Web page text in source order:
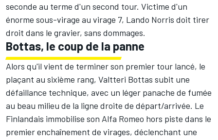
seconde au terme d'un second tour. Victime d'un
énorme sous-virage au virage 7, Lando Norris doit tirer
droit dans le gravier, sans dommages.
Bottas, le coup de la panne
Alors qu'il vient de terminer son premier tour lancé, le
plaçant au sixième rang, Valtteri Bottas subit une
défaillance technique, avec un léger panache de fumée
au beau milieu de la ligne droite de départ/arrivée. Le
Finlandais immobilise son Alfa Romeo hors piste dans le
premier enchaînement de virages, déclenchant une